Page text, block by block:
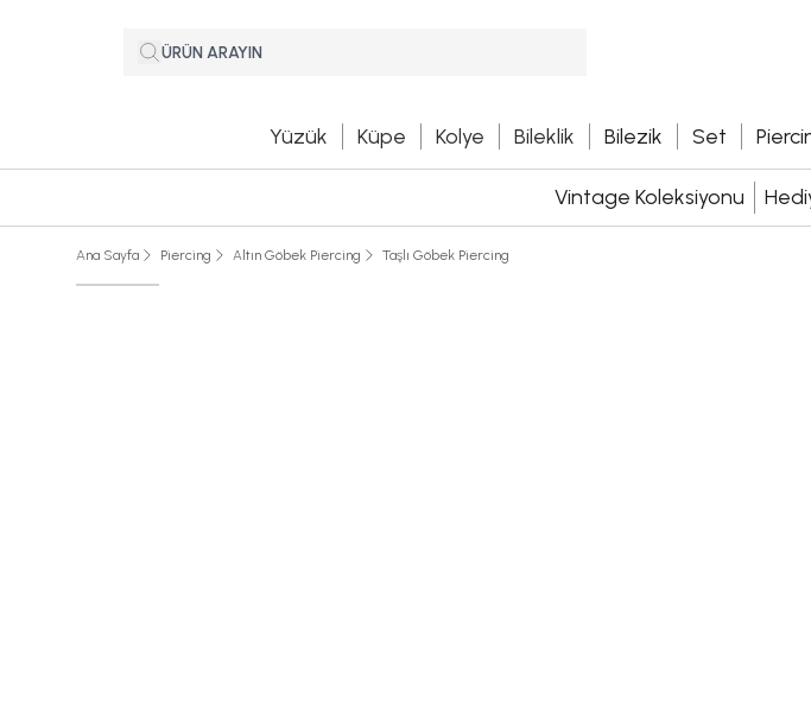
Yüzük Küpe Kolye Bileklik Bilezik Set
Vintage Koleksiyonu
Ana Sayfa Piercing Altın Göbek Piercing Taşlı Göbek Piercing